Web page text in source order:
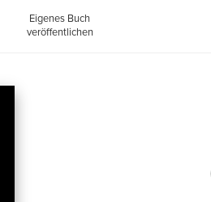
Eigenes Buch
veröffentlichen